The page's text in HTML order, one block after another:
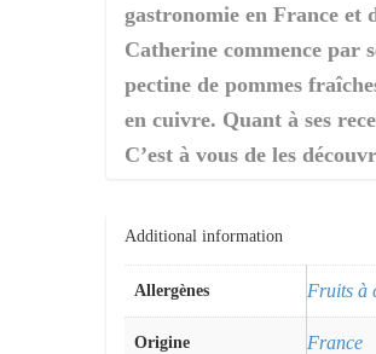
gastronomie en France et
Catherine commence par
pectine de pommes
en cuivre. Quant à ses
C’est à vous de les
Additional information
Allergènes Fruits à
Origine France